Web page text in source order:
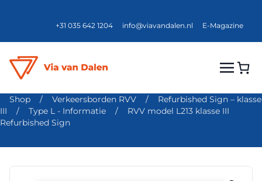
+31 035 642 1204 info@viavandalen.nl E-Magazine
Shop / Verkeersborden RVV /
Refurbished Sign – klasse
III
/ Type L - Informatie /
RVV model L213 klasse III
Refurbished Sign